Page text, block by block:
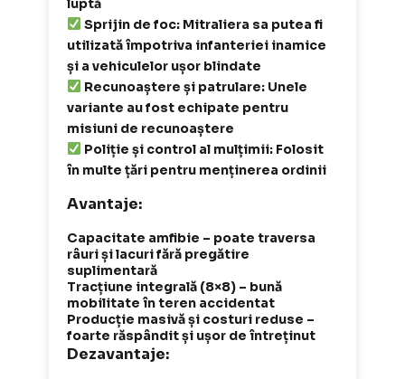
luptă
Sprijin de foc: Mitraliera sa putea fi
utilizată împotriva infanteriei inamice
și a vehiculelor ușor blindate
Recunoaștere și patrulare: Unele
variante au fost echipate pentru
misiuni de recunoaștere
Poliție și control al mulțimii: Folosit
în multe țări pentru menținerea ordinii
Avantaje:
Capacitate amfibie – poate traversa
râuri și lacuri fără pregătire
suplimentară
Tracțiune integrală (8×8) – bună
mobilitate în teren accidentat
Producție masivă și costuri reduse –
foarte răspândit și ușor de întreținut
Dezavantaje: